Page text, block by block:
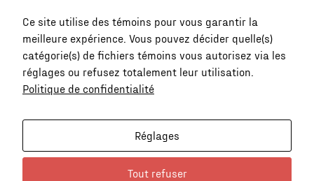
communication@monteregie-
Ce site utilise des témoins pour vous garantir la
meilleure expérience. Vous pouvez décider quelle(s)
catégorie(s) de fichiers témoins vous autorisez via les
réglages ou refusez totalement leur utilisation.
Politique de confidentialité
Réglages
Tout refuser
Marketing
En partageant
site, vous